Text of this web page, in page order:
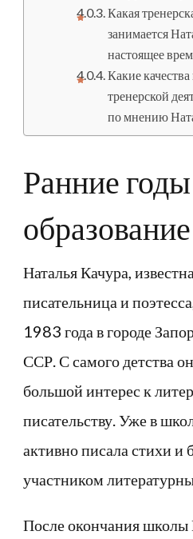
Какая
занимается
настоящее
Какие
тренерской
по мнению
Ранние
образование
Наталья Качура,
писательница и
1983 года в городе
ССР. С самого детства
большой интерес к
писательству. Уже в
активно писала стихи
участником
После окончания школы